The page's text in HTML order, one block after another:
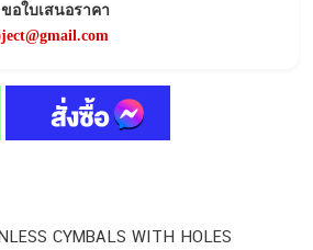
อใบเสนอราคา
CYMBALS WITH HOLES